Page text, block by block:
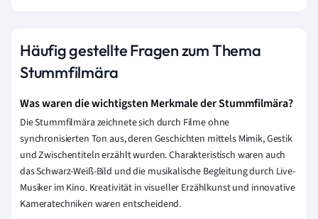
Häufig gestellte Fragen zum Thema
Stummfilmära
Was waren die wichtigsten Merkmale der Stummfilmära?
Die Stummfilmära zeichnete sich durch Filme ohne
synchronisierten Ton aus, deren Geschichten mittels Mimik, Gestik
und Zwischentiteln erzählt wurden. Charakteristisch waren auch
das Schwarz-Weiß-Bild und die musikalische Begleitung durch Live-
Musiker im Kino. Kreativität in visueller Erzählkunst und innovative
Kameratechniken waren entscheidend.